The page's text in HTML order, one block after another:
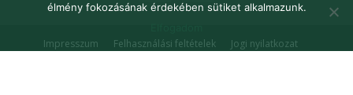
Impresszum Felhasználási feltételek
Jogi nyilatkozat
élmény fokozásának érdekében sütiket alkalmazunk.